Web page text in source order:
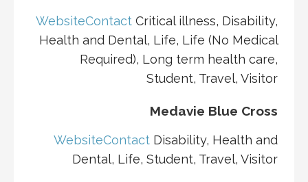
WebsiteContact Critical illness, Disability,
Health and Dental, Life, Life (No Medical
Required), Long term health care,
Student, Travel, Visitor
Medavie Blue Cross
WebsiteContact Disability, Health and
Dental, Life, Student, Travel, Visitor